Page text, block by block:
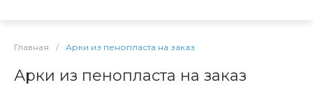
Главная / Арки из пенопласта на заказ
Арки из пенопласта на заказ